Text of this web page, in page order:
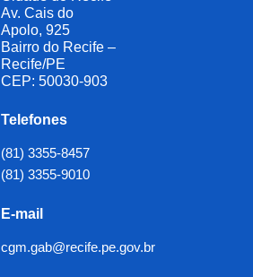
Av. Cais do
Apolo, 925
Bairro do Recife –
Recife/PE
CEP: 50030-903
Telefones
(81) 3355-8457
(81) 3355-9010
E-mail
cgm.gab@recife.pe.gov.br